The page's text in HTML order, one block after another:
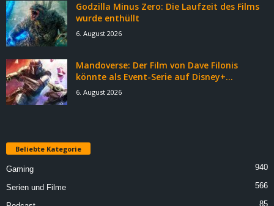
Godzilla Minus Zero: Die Laufzeit des Films
wurde enthüllt
6. August 2026
Mandoverse: Der Film von Dave Filonis
könnte als Event-Serie auf Disney+...
6. August 2026
Beliebte Kategorie
Gaming 940
Serien und Filme 566
85